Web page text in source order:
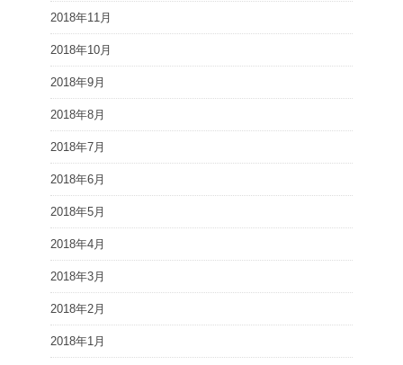
2018年11月
2018年10月
2018年9月
2018年8月
2018年7月
2018年6月
2018年5月
2018年4月
2018年3月
2018年2月
2018年1月